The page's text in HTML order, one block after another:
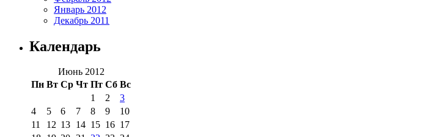
Январь 2012
Декабрь 2011
Календарь
Июнь 2012
Пн Вт Ср Чт Пт Сб Вс
1
2
3
4
5 6 7 8 9
10
11
12 13 14 15 16 17